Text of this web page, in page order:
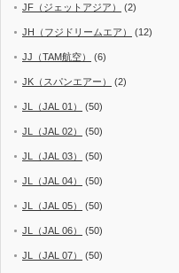
JF（ジェットアジア） (2)
JH（フジドリームエア） (12)
JJ（TAM航空） (6)
JK（スパンエアー） (2)
JL（JAL 01） (50)
JL（JAL 02） (50)
JL（JAL 03） (50)
JL（JAL 04） (50)
JL（JAL 05） (50)
JL（JAL 06） (50)
JL（JAL 07） (50)